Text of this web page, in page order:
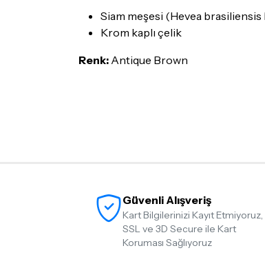
Siam meşesi (Hevea brasiliensis
Krom kaplı çelik
Renk: Antique Brown
Güvenli Alışveriş
Kart Bilgilerinizi Kayıt Etmiyoruz,
SSL ve 3D Secure ile Kart
Koruması Sağlıyoruz